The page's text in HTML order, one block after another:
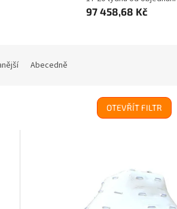
97 458,68 Kč
Abecedně
OTEVŘÍT FILTR